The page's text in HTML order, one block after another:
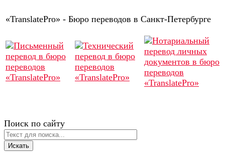
«TranslatePro» - Бюро переводов в Санкт-Петербурге
Поиск по сайту
Искать